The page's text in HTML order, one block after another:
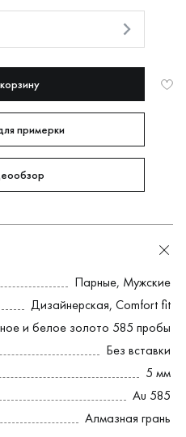
примерки
Парные, Мужские
Дизайнерская, Comfort fit
и белое золото 585 пробы
Без вставки
5 мм
Au 585
Алмазная грань